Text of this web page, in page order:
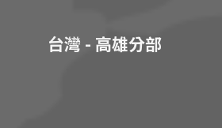
台灣 - 高雄分部